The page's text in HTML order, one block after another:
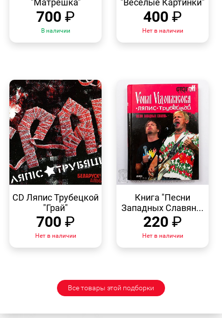
"Матрешка"
700 ₽
В наличии
"Веселые Картинки"
400 ₽
Нет в наличии
ПРОСМОТР
CD Ляпис Трубецкой
"Грай"
700 ₽
Нет в наличии
ПРОСМОТР
Книга "Песни
Западных Славян...
220 ₽
Нет в наличии
Все товары этой подборки